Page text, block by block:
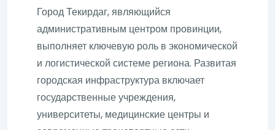
Город Текирдаг, являющийся
административным центром провинции,
выполняет ключевую роль в экономической
и логистической системе региона. Развитая
городская инфраструктура включает
государственные учреждения,
университеты, медицинские центры и